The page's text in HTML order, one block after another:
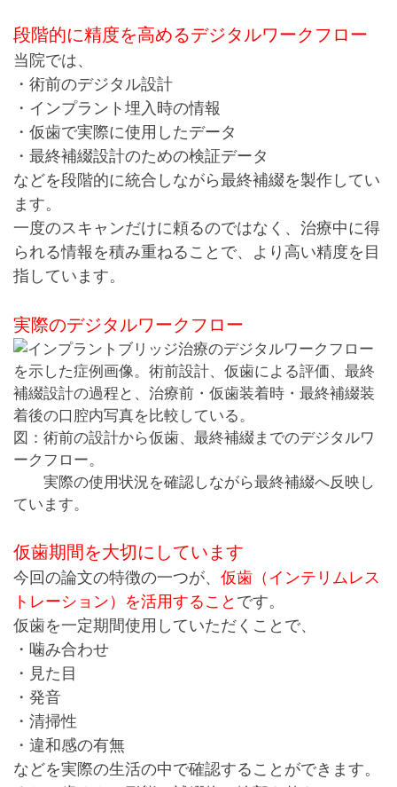
段階的に精度を高めるデジタルワークフロー
当院では、
・術前のデジタル設計
・インプラント埋入時の情報
・仮歯で実際に使用したデータ
・最終補綴設計のための検証データ
などを段階的に統合しながら最終補綴を製作してい
ます。
一度のスキャンだけに頼るのではなく、治療中に得
られる情報を積み重ねることで、より高い精度を目
指しています。
実際のデジタルワークフロー
図：術前の設計から仮歯、最終補綴までのデジタルワ
ークフロー。
実際の使用状況を確認しながら最終補綴へ反映し
ています。
仮歯期間を大切にしています
今回の論文の特徴の一つが、 仮歯（インテリムレス
トレーション）を活用すること です。
仮歯を一定期間使用していただくことで、
・噛み合わせ
・見た目
・発音
・清掃性
・違和感の有無
などを実際の生活の中で確認することができます。